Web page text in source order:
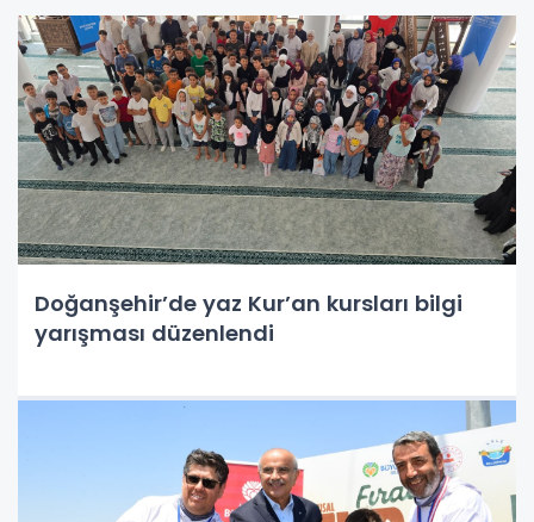
Doğanşehir’de yaz Kur’an kursları bilgi
yarışması düzenlendi